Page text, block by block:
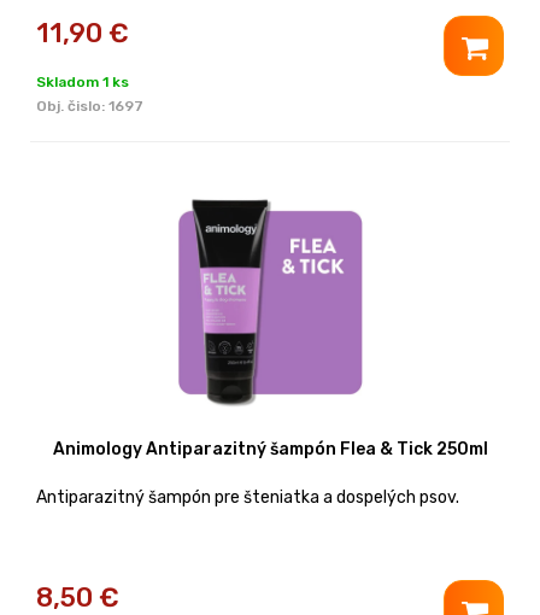
11,90 €
Skladom 1 ks
Obj. čislo: 1697
Animology Antiparazitný šampón Flea & Tick 250ml
Antiparazitný šampón pre šteniatka a dospelých psov.
8,50 €